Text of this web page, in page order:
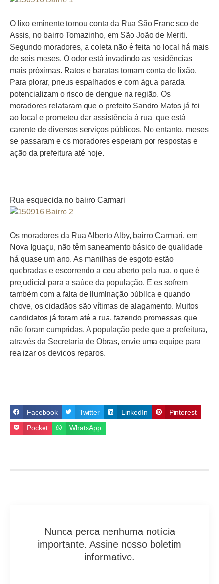
O lixo eminente tomou conta da Rua São Francisco de
Assis, no bairro Tomazinho, em São João de Meriti.
Segundo moradores, a coleta não é feita no local há mais
de seis meses. O odor está invadindo as residências
mais próximas. Ratos e baratas tomam conta do lixão.
Para piorar, pneus espalhados e com água parada
potencializam o risco de dengue na região. Os
moradores relataram que o prefeito Sandro Matos já foi
ao local e prometeu dar assistência à rua, que está
carente de diversos serviços públicos. No entanto, meses
se passaram e os moradores esperam por respostas e
ação da prefeitura até hoje.
Rua esquecida no bairro Carmari
Os moradores da Rua Alberto Alby, bairro Carmari, em
Nova Iguaçu, não têm saneamento básico de qualidade
há quase um ano. As manilhas de esgoto estão
quebradas e escorrendo a céu aberto pela rua, o que é
prejudicial para a saúde da população. Eles sofrem
também com a falta de iluminação pública e quando
chove, os cidadãos são vítimas de alagamento. Muitos
candidatos já foram até a rua, fazendo promessas que
não foram cumpridas. A população pede que a prefeitura,
através da Secretaria de Obras, envie uma equipe para
realizar os devidos reparos.
Facebook Twitter LinkedIn Pinterest
Pocket WhatsApp
Nunca perca nenhuma notícia
importante. Assine nosso boletim
informativo.